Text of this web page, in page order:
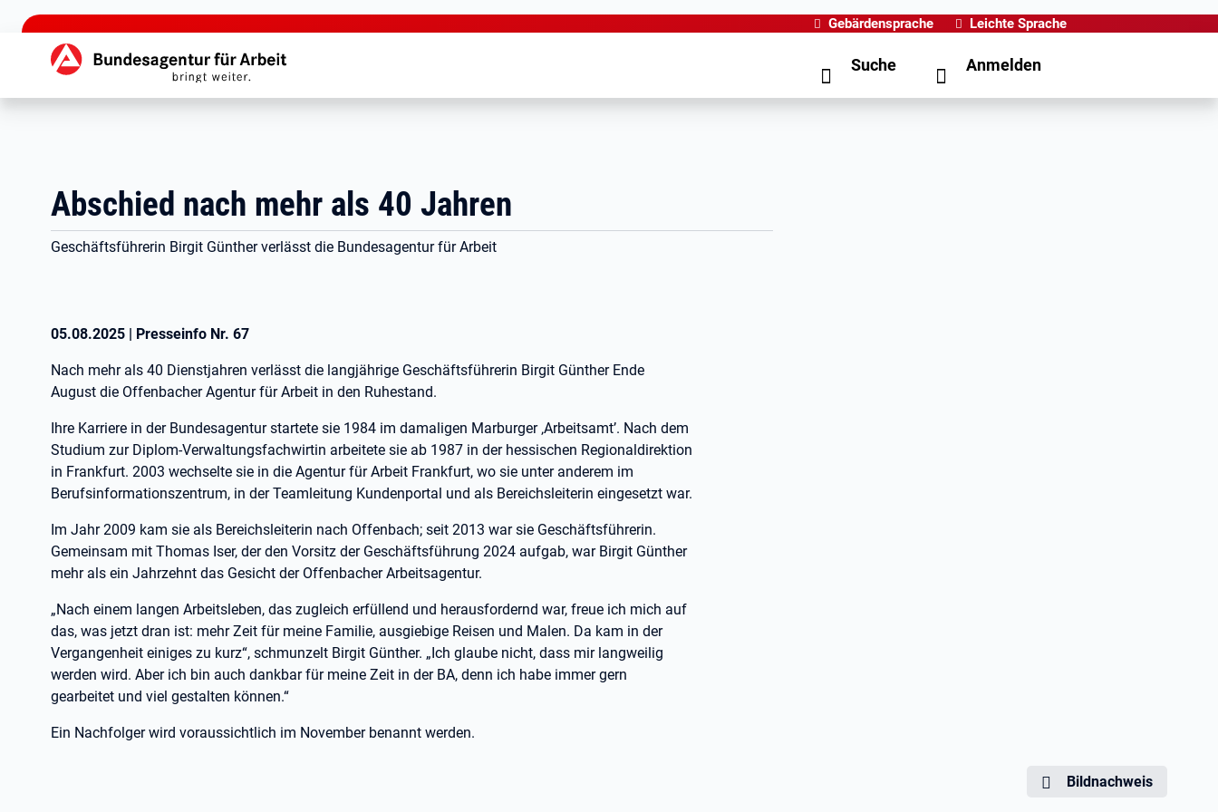
zu den Hauptinhalten springen
Gebärdensprache Leichte Sprache
Hauptnavigation Suche Anmelden
Abschied nach mehr als 40 Jahren
Geschäftsführerin Birgit Günther verlässt die Bundesagentur für Arbeit
05.08.2025 | Presseinfo Nr. 67
Nach mehr als 40 Dienstjahren verlässt die langjährige Geschäftsführerin Birgit Günther Ende
August die Offenbacher Agentur für Arbeit in den Ruhestand.
Ihre Karriere in der Bundesagentur startete sie 1984 im damaligen Marburger ‚Arbeitsamt’. Nach dem
Studium zur Diplom-Verwaltungsfachwirtin arbeitete sie ab 1987 in der hessischen Regionaldirektion
in Frankfurt. 2003 wechselte sie in die Agentur für Arbeit Frankfurt, wo sie unter anderem im
Berufsinformationszentrum, in der Teamleitung Kundenportal und als Bereichsleiterin eingesetzt war.
Im Jahr 2009 kam sie als Bereichsleiterin nach Offenbach; seit 2013 war sie Geschäftsführerin.
Gemeinsam mit Thomas Iser, der den Vorsitz der Geschäftsführung 2024 aufgab, war Birgit Günther
mehr als ein Jahrzehnt das Gesicht der Offenbacher Arbeitsagentur.
„Nach einem langen Arbeitsleben, das zugleich erfüllend und herausfordernd war, freue ich mich auf
das, was jetzt dran ist: mehr Zeit für meine Familie, ausgiebige Reisen und Malen. Da kam in der
Vergangenheit einiges zu kurz“, schmunzelt Birgit Günther. „Ich glaube nicht, dass mir langweilig
werden wird. Aber ich bin auch dankbar für meine Zeit in der BA, denn ich habe immer gern
gearbeitet und viel gestalten können.“
Ein Nachfolger wird voraussichtlich im November benannt werden.
Bildnachweis